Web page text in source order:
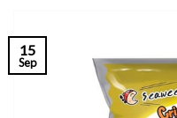
15
Sep